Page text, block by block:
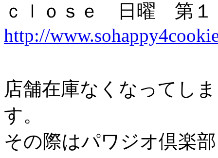
ｃｌｏｓｅ 日曜 第１
http://
店舗在庫なくなってし
す。
その際はパワジオ倶楽